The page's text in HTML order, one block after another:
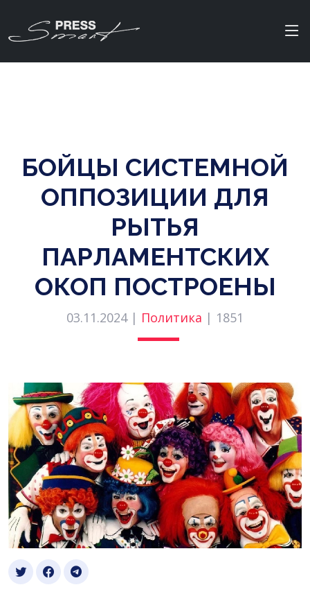
БОЙЦЫ СИСТЕМНОЙ
ОППОЗИЦИИ ДЛЯ
РЫТЬЯ
ПАРЛАМЕНТСКИХ
ОКОП ПОСТРОЕНЫ
03.11.2024 | Политика | 1851